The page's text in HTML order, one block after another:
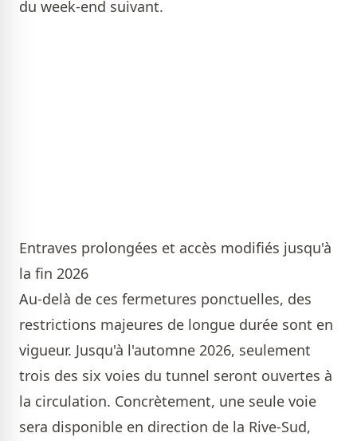
du week-end suivant.
Entraves prolongées et accès modifiés jusqu'à
la fin 2026
Au-delà de ces fermetures ponctuelles, des
restrictions majeures de longue durée sont en
vigueur. Jusqu'à l'automne 2026, seulement
trois des six voies du tunnel seront ouvertes à
la circulation. Concrètement, une seule voie
sera disponible en direction de la Rive-Sud,